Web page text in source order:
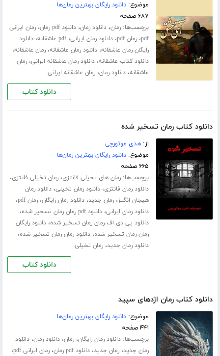
موضوع:دانلود رایگان بهترین رمان‌ها
۶۸۷ صفحه
برچسب‌ها:رمان،دانلود رمان،دانلود pdf رمان ،رمان ایرانی
pdf،رمان pdf ،دانلود رمان ایرانی،pdf عاشقانه ،دانلود
رایگان رمان عاشقانه،دانلود رمان عاشقانه،رمان عاشقانه،
دانلود کتاب عاشقانه،دانلود رمان عاشقانه ایرانی،رمان
عاشقانه،دانلود رمان،رمان عاشقانه ایرانی
دانلود کتاب
دانلود کتاب رمان تسخیر شده
از:هدی موتورچی
موضوع:دانلود رایگان بهترین رمان‌ها
۶۶۵ صفحه
برچسب‌ها:رمان های تخیلی فانتزی،رمان تخیلی فانتزی،
دانلود رمان فانتزی،دانلود رمان تخیلی،دانلود رمان
هیجان انگیز،رمان جدید،دانلود رمان رایگان،رمان pdf ،
دانلود رمان ایرانی،دانلود pdf رمان رمان تسخیر شده ،
دانلود پی دی اف رمان رمان تسخیر شده،دانلود رایگان
رمان رمان تسخیر شده،دانلود رمان رمان تسخیر شده،
دانلود رمان جدید،رمان تخیلی
دانلود کتاب
دانلود کتاب رمان اژدهای سپید
موضوع:دانلود رایگان بهترین رمان‌ها
۴۴۱ صفحه
برچسب‌ها:دانلود رمان رایگان،رمان،دانلود رمان،دانلود
رمان جدید،رمان جدید،دانلود pdf رمان ،رمان ایرانی pdf ،